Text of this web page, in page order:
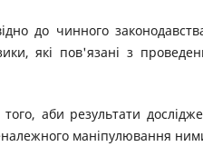
до чинного
які пов'язані з
аби результати
маніпулювання